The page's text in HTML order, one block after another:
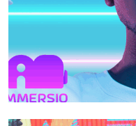
Contenu
VIEW PROJECT
VIEW PROJECT